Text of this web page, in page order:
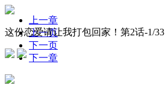
这份恋爱请让我打包回家！第2话-1/33
上一章
上一页
下一页
下一章